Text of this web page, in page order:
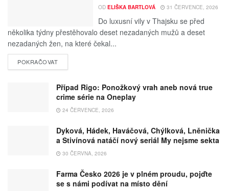
OD ELIŠKA BARTLOVÁ 31 ČERVENCE, 2026
Do luxusní vily v Thajsku se před
několika týdny přestěhovalo deset nezadaných mužů a deset
nezadaných žen, na které čekal...
POKRAČOVAT
Případ Rigo: Ponožkový vrah aneb nová true
crime série na Oneplay
24 ČERVENCE, 2026
Dyková, Hádek, Haváčová, Chýlková, Lněnička
a Stivínová natáčí nový seriál My nejsme sekta
30 ČERVNA, 2026
Farma Česko 2026 je v plném proudu, pojďte
se s námi podívat na místo dění